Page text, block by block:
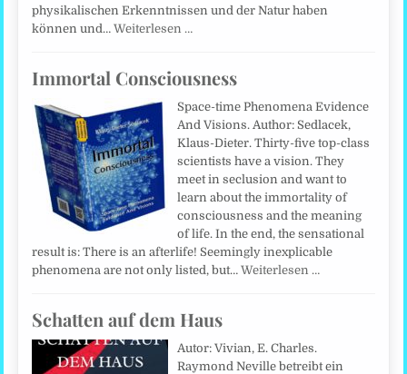
physikalischen Erkenntnissen und der Natur haben
können und…Weiterlesen …
Immortal Consciousness
Space-time Phenomena Evidence
And Visions. Author: Sedlacek,
Klaus-Dieter. Thirty-five top-class
scientists have a vision. They
meet in seclusion and want to
learn about the immortality of
consciousness and the meaning
of life. In the end, the sensational
result is: There is an afterlife! Seemingly inexplicable
phenomena are not only listed, but…Weiterlesen …
Schatten auf dem Haus
Autor: Vivian, E. Charles.
Raymond Neville betreibt ein